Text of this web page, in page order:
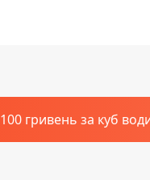
гривень за куб